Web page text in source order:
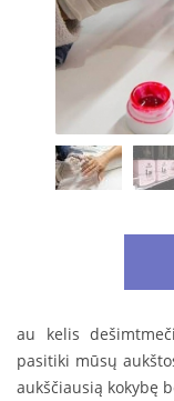
aukščiausią kokybę
darbo priemones,